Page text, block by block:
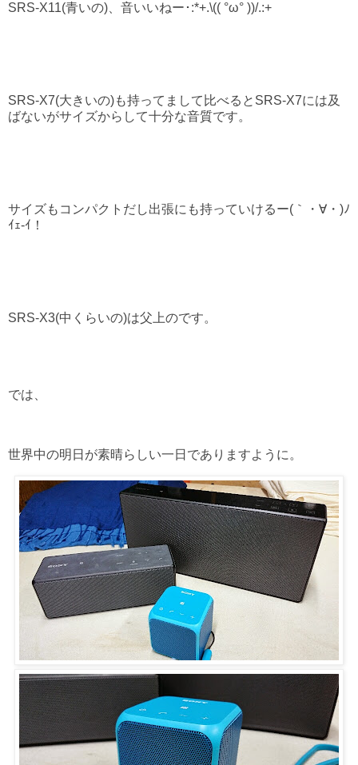
SRS-X11(青いの)、音いいねー･:*+.\(( °ω° ))/.:+
SRS-X7(大きいの)も持ってまして比べるとSRS-X7には及
ばないがサイズからして十分な音質です。
サイズもコンパクトだし出張にも持っていけるー(｀・∀・)ﾉ
ｲｪ-ｲ！
SRS-X3(中くらいの)は父上のです。
では、
世界中の明日が素晴らしい一日でありますように。